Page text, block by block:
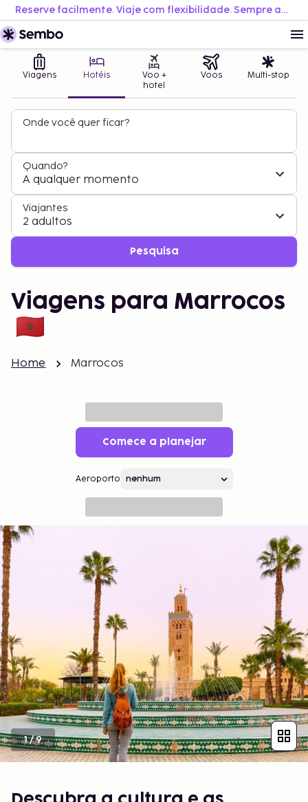
Reserve facilmente. Viaje com flexibilidade. Sempre ao melhor preço.
Viagens Hotéis
Voo +
hotel
Voos Multi-stop
Onde você quer ficar?
Quando?
A qualquer momento
Viajantes
2 adultos
Pesquisa
Viagens para Marrocos
Home Marrocos
Comece a planejar
Aeroporto
1/9